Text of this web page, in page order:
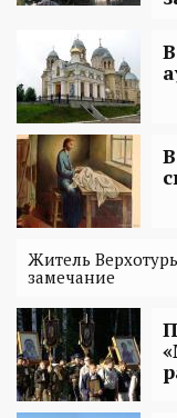
Житель
замечание